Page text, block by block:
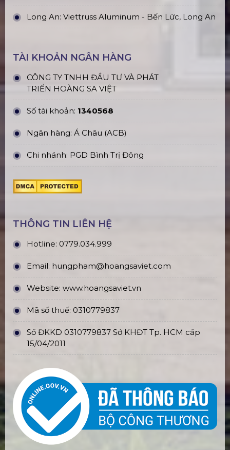
Long An: Viettruss Aluminum - Bến Lức, Long An
TÀI KHOẢN NGÂN HÀNG
CÔNG TY TNHH ĐẦU TƯ VÀ PHÁT
TRIỂN HOÀNG SA VIỆT
Số tài khoản: 1340568
Ngân hàng: Á Châu (ACB)
Chi nhánh: PGD Bình Trị Đông
THÔNG TIN LIÊN HỆ
Hotline: 0779.034.999
Email: hungpham@hoangsaviet.com
Website: www.hoangsaviet.vn
Mã số thuế: 0310779837
Số ĐKKD 0310779837 Sở KHĐT Tp. HCM cấp
15/04/2011